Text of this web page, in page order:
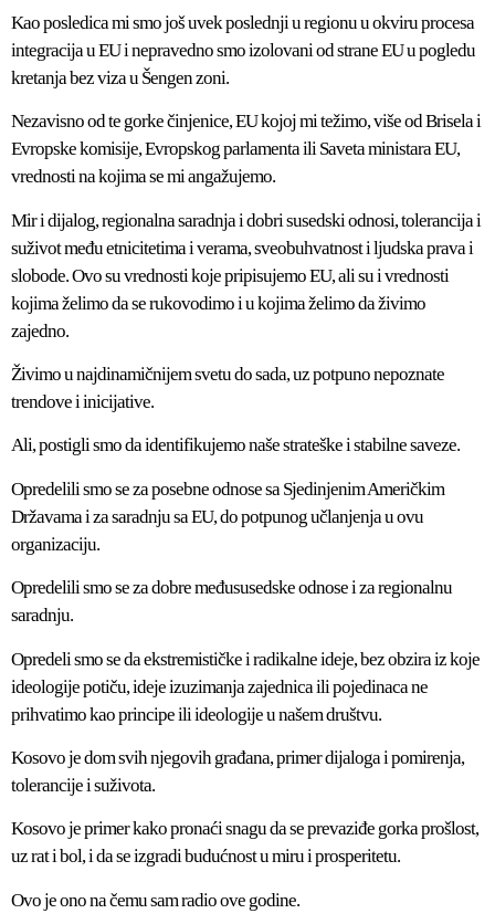
Kao posledica mi smo još uvek poslednji u regionu u okviru procesa
integracija u EU i nepravedno smo izolovani od strane EU u pogledu
kretanja bez viza u Šengen zoni.
Nezavisno od te gorke činjenice, EU kojoj mi težimo, više od Brisela i
Evropske komisije, Evropskog parlamenta ili Saveta ministara EU,
vrednosti na kojima se mi angažujemo.
Mir i dijalog, regionalna saradnja i dobri susedski odnosi, tolerancija i
suživot među etnicitetima i verama, sveobuhvatnost i ljudska prava i
slobode. Ovo su vrednosti koje pripisujemo EU, ali su i vrednosti
kojima želimo da se rukovodimo i u kojima želimo da živimo
zajedno.
Živimo u najdinamičnijem svetu do sada, uz potpuno nepoznate
trendove i inicijative.
Ali, postigli smo da identifikujemo naše strateške i stabilne saveze.
Opredelili smo se za posebne odnose sa Sjedinjenim Američkim
Državama i za saradnju sa EU, do potpunog učlanjenja u ovu
organizaciju.
Opredelili smo se za dobre međususedske odnose i za regionalnu
saradnju.
Opredeli smo se da ekstremističke i radikalne ideje, bez obzira iz koje
ideologije potiču, ideje izuzimanja zajednica ili pojedinaca ne
prihvatimo kao principe ili ideologije u našem društvu.
Kosovo je dom svih njegovih građana, primer dijaloga i pomirenja,
tolerancije i suživota.
Kosovo je primer kako pronaći snagu da se prevaziđe gorka prošlost,
uz rat i bol, i da se izgradi budućnost u miru i prosperitetu.
Ovo je ono na čemu sam radio ove godine.